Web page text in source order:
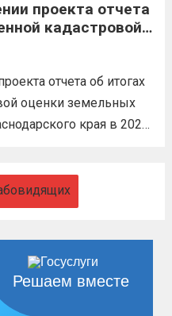
вашего согласия,
срока
Регион предоставляет
мер поддержки:
единовременно;...
проекта отчета
кадастровой
на
отчета об итогах
оценки земельных
края в 2026
Решаем вместе